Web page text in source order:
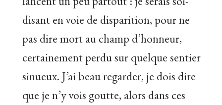
disant en voie de disparition, pour ne
pas dire mort au champ d’honneur,
certainement perdu sur quelque sentier
sinueux. J’ai beau regarder, je dois dire
que je n’y vois goutte, alors dans ces